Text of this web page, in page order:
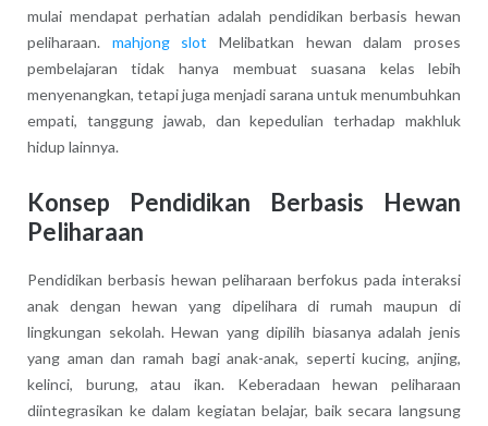
mulai mendapat perhatian adalah pendidikan berbasis hewan
peliharaan. mahjong slot Melibatkan hewan dalam proses
pembelajaran tidak hanya membuat suasana kelas lebih
menyenangkan, tetapi juga menjadi sarana untuk menumbuhkan
empati, tanggung jawab, dan kepedulian terhadap makhluk
hidup lainnya.
Konsep Pendidikan Berbasis Hewan
Peliharaan
Pendidikan berbasis hewan peliharaan berfokus pada interaksi
anak dengan hewan yang dipelihara di rumah maupun di
lingkungan sekolah. Hewan yang dipilih biasanya adalah jenis
yang aman dan ramah bagi anak-anak, seperti kucing, anjing,
kelinci, burung, atau ikan. Keberadaan hewan peliharaan
diintegrasikan ke dalam kegiatan belajar, baik secara langsung